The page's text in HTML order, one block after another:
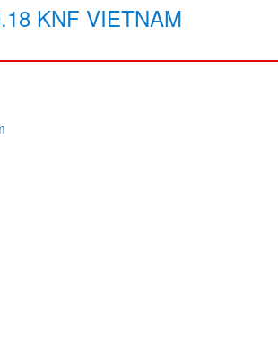
KNF VIETNAM